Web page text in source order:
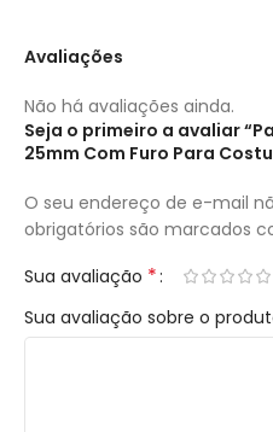
Avaliações
Não há avaliações ainda.
Seja o primeiro a avaliar
25mm Com Furo Para
O seu endereço de e-mail
obrigatórios são marcados
Sua avaliação *
Sua avaliação sobre o